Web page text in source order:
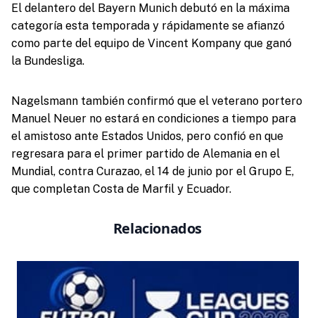
El delantero del Bayern Munich debutó en la máxima
categoría esta temporada y rápidamente se afianzó
como parte del equipo de Vincent Kompany que ganó
la Bundesliga.
Nagelsmann también confirmó que el veterano portero
Manuel Neuer no estará en condiciones a tiempo para
el amistoso ante Estados Unidos, pero confió en que
regresara para el primer partido de Alemania en el
Mundial, contra Curazao, el 14 de junio por el Grupo E,
que completan Costa de Marfil y Ecuador.
Relacionados